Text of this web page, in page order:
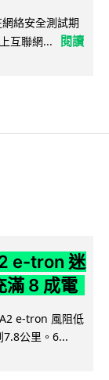
絡安全測試期
互聯網...
閱讀
e-tron 迷
8 成電
e-tron 風阻低
公里。6...